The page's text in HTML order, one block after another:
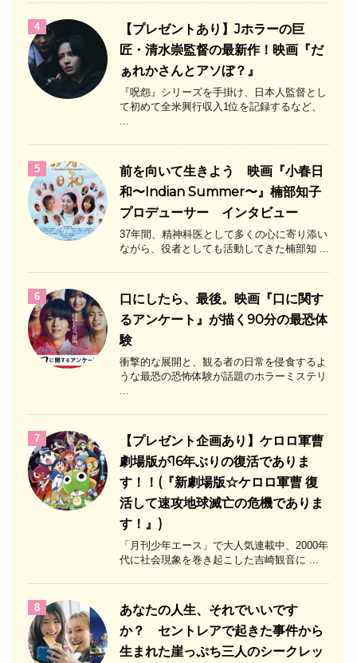
4
【プレゼントあり】Jホラーの巨
匠・清水崇監督の最新作！映画『だ
ぁれかさんとアソぼ？』
『呪怨』シリーズを手掛け、日本人監督とし
て初めて全米興行収入1位を記録するなど、
5
前を向いて生きよう 映画『小春日
和〜Indian Summer〜』楠部知子
プロデューサー インタビュー
37年間、精神科医として多くの心に寄り添い
ながら、役者としても活動してきた楠部知 ...
6
口にしたら、最後。映画『口に関す
るアンケート』が描く90分の最恐体
験
衝撃的な展開と、観る者の日常を侵食するよ
うな最恐の恐怖体験が話題のホラーミステリ
7
【プレゼント企画あり】ケロロ軍曹
劇場版が16年ぶりの復活でありま
す！！(『新劇場版☆ケロロ軍曹 復
活して速攻地球滅亡の危機でありま
す！』)
「月刊少年エース」で大人気連載中、2000年
代に社会現象を巻き起こした吉崎観音に ...
8
あなたの人生、それでいいです
か？ セントレアで起きた事件から
生まれた崖っぷち三人のシークレッ